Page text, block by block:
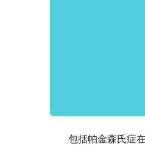
包括帕金森氏症